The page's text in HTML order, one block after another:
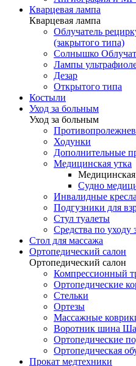
Кварцевая лампа
Кварцевая лампа
Облучатель
(закрытого типа)
Солнышко
Лампы
Дезар
Открытого типа
Костыли
Уход за больным
Уход за больным
Ходунки
Дополнительные
Медицинская утка
Медицинская
Судно
Инвалидные
Подгузники для
Стул туалеты
Средства по уходу
Cтол для массажа
Ортопедический салон
Ортопедический салон
Компрессионный
Ортопедические
Стельки
Ортезы
Массажные
Воротник шина
Ортопедические
Ортопедическая
Прокат медтехники